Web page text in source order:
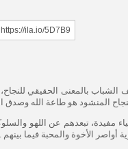
بالمعنى الحقيقي للنجاح،
المنشود هو طاعة الله وصدق
مفيدة، تبعدهم عن اللهو
الأخوة والمحبة فيما بينهم .